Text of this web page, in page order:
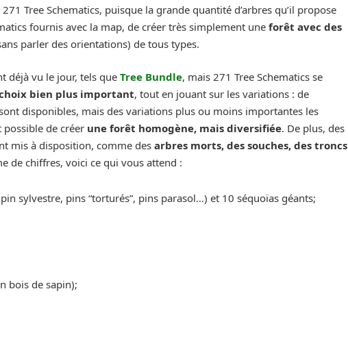
Tree Schematics, puisque la grande quantité d’arbres qu’il propose
fournis avec la map, de créer très simplement uneforêt avec des
parler des orientations) de tous types.
déjà vu le jour, tels queTree Bundle, mais 271 Tree Schematics se
bien plus important, tout en jouant sur les variations : de
disponibles, mais des variations plus ou moins importantes les
possible de créer une forêt homogène, mais diversifiée. De plus, des
mis à disposition, comme desarbres morts, des souches, des troncs
de chiffres, voici ce qui vous attend :
sylvestre, pins “torturés”, pins parasol…) et 10 séquoïas géants;
bois de sapin);